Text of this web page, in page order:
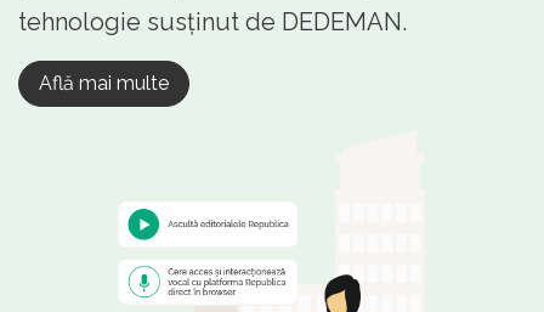
tehnologie susținut de DEDEMAN.
Află mai multe